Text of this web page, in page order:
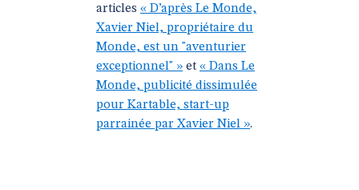
articles « D’après Le Monde,
Xavier Niel, propriétaire du
Monde, est un "aventurier
exceptionnel" » et « Dans Le
Monde, publicité dissimulée
pour Kartable, start-up
parrainée par Xavier Niel ».